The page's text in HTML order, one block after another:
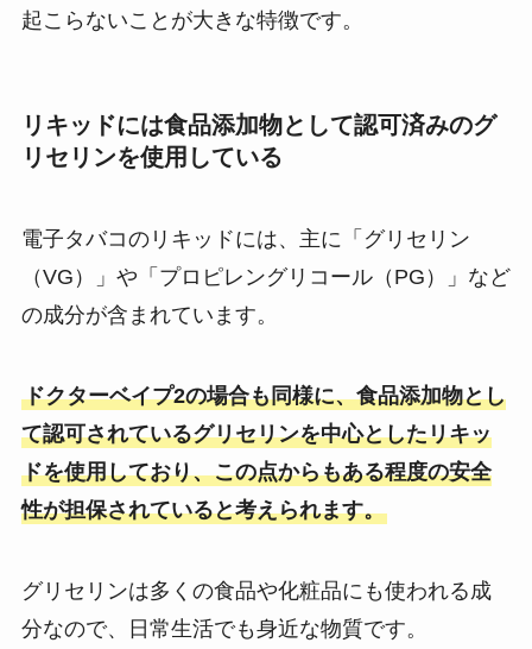
起こらないことが大きな特徴です。
リキッドには食品添加物として認可済みのグ
リセリンを使用している
電子タバコのリキッドには、主に「グリセリン
（VG）」や「プロピレングリコール（PG）」など
の成分が含まれています。
ドクターベイプ2の場合も同様に、食品添加物とし
て認可されているグリセリンを中心としたリキッ
ドを使用しており、この点からもある程度の安全
性が担保されていると考えられます。
グリセリンは多くの食品や化粧品にも使われる成
分なので、日常生活でも身近な物質です。